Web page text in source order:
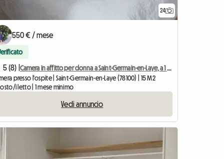
24
550 € / mese
5 (8) |
Camera in affitto per donna a Saint-Germain-en-Laye, a 1 ora da Parigi
presso l'ospite | Saint-Germain-en-Laye (78100) | 15 M2
i letto | 1 mese minimo
Vedi annuncio